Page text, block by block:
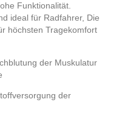
Funktionalität.
ideal für Radfahrer, Die
höchsten Tragekomfort
der Muskulatur
der